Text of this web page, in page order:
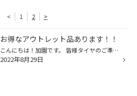
< 1 2 >
お得なアウトレット品あります！！
こんにちは！加園です。 皆様タイヤのご準備大丈夫ですか？ 在庫一掃セール行っていますよ！！ すごくお得なアウトレット品も まだあります!(^^)! 製造年が古いとお安く お買い求めできます！ 製造年が古くても安心！！ 適正に保管された新品タイヤは ３年間ほぼ同等の性能が保つことが 確認されて...
2022年8月29日